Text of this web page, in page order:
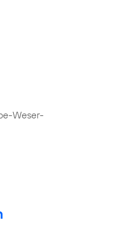
Weser-